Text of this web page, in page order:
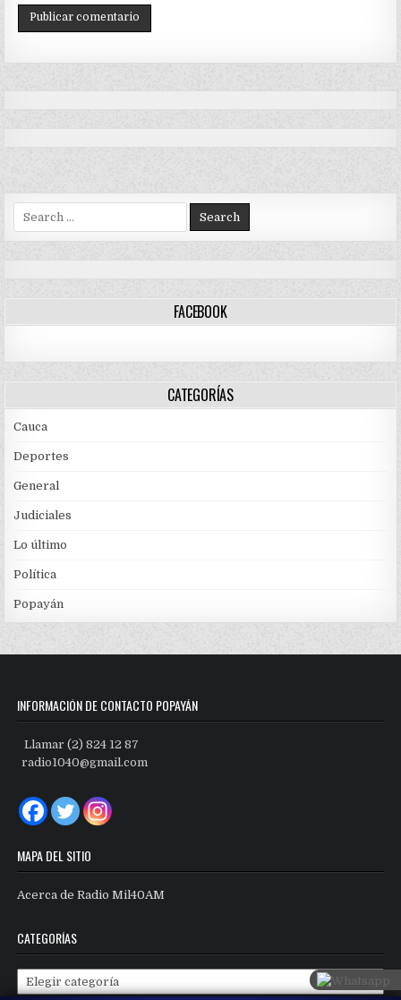
Search
for:
FACEBOOK
CATEGORÍAS
Cauca
Deportes
General
Judiciales
Lo último
Política
Popayán
INFORMACIÓN DE CONTACTO POPAYÁN
Llamar (2) 824 12 87
radio1040@gmail.com
MAPA DEL SITIO
Acerca de Radio Mil40AM
CATEGORÍAS
Categorías